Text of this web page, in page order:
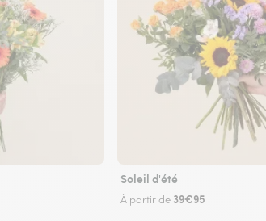
Soleil d'été
À partir de 39€95